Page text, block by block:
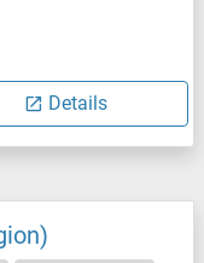
Details